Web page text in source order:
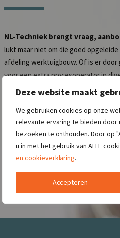
Deze website maakt
We gebruiken cookies op onze
relevante ervaring te bieden door
bezoeken te onthouden. Door op
u in met het gebruik van ALLE
en cookieverklaring.
Accepteren
NL-Techniek brengt vraag,
lukt maar niet om die goed
afdeling werktuigbouw. Of is er door
voor een extra procesoperator in
Door het inzetten van ons
efficiënt de juiste kandidaten voor u!
Lees meer over hetaanmelden van
CONTACT